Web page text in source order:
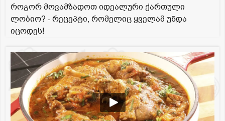
როგორ მოვამზადოთ იდეალური ქართული
ლობიო? - რეცეპტი, რომელიც ყველამ უნდა
იცოდეს!